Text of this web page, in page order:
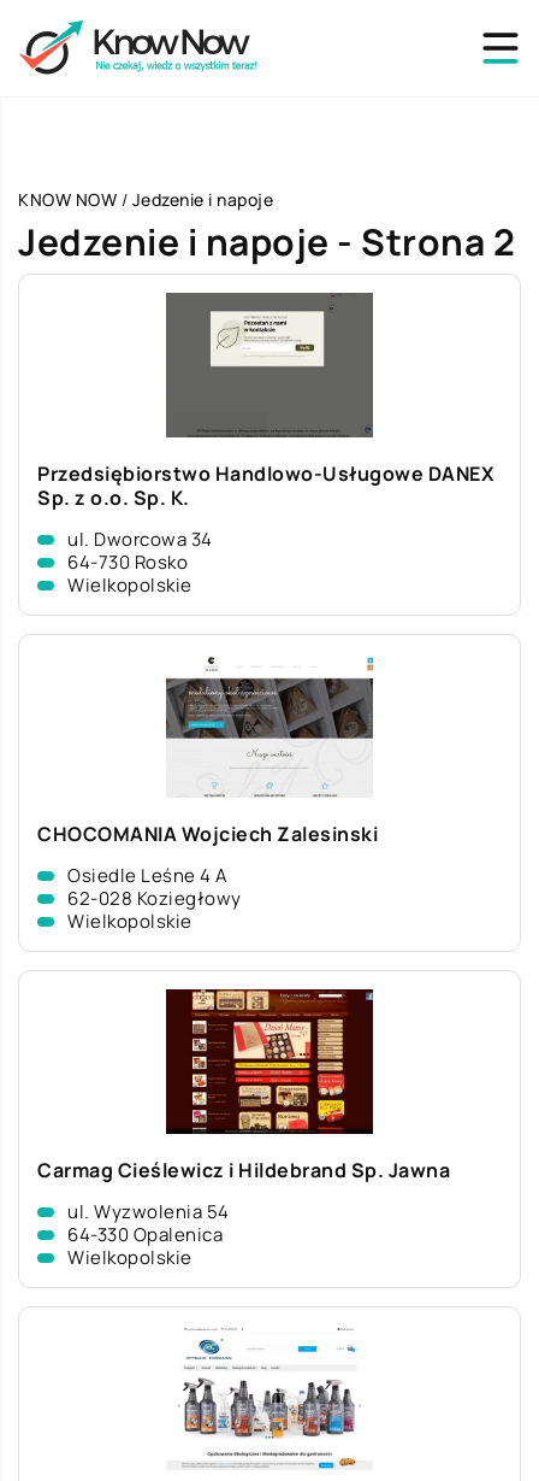
KNOW NOW / Jedzenie i napoje
Jedzenie i napoje - Strona 2
Przedsiębiorstwo Handlowo-Usługowe DANEX
Sp. z o.o. Sp. K.
ul. Dworcowa 34
64-730 Rosko
Wielkopolskie
CHOCOMANIA Wojciech Zalesinski
Osiedle Leśne 4 A
62-028 Koziegłowy
Wielkopolskie
Carmag Cieślewicz i Hildebrand Sp. Jawna
ul. Wyzwolenia 54
64-330 Opalenica
Wielkopolskie